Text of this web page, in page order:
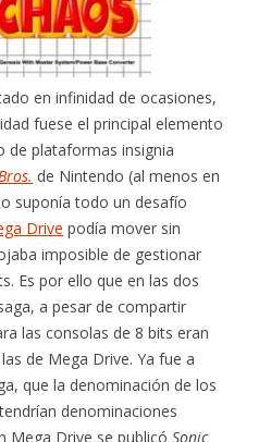
en infinidad de ocasiones,
fuese el principal elemento
de plataformas insignia
de Nintendo (al menos en
suponía todo un desafío
Drive podía mover sin
imposible de gestionar
Es por ello que en las dos
a pesar de compartir
las consolas de 8 bits eran
de Mega Drive. Ya fue a
que la denominación de los
denominaciones
Mega Drive se publicóSonic